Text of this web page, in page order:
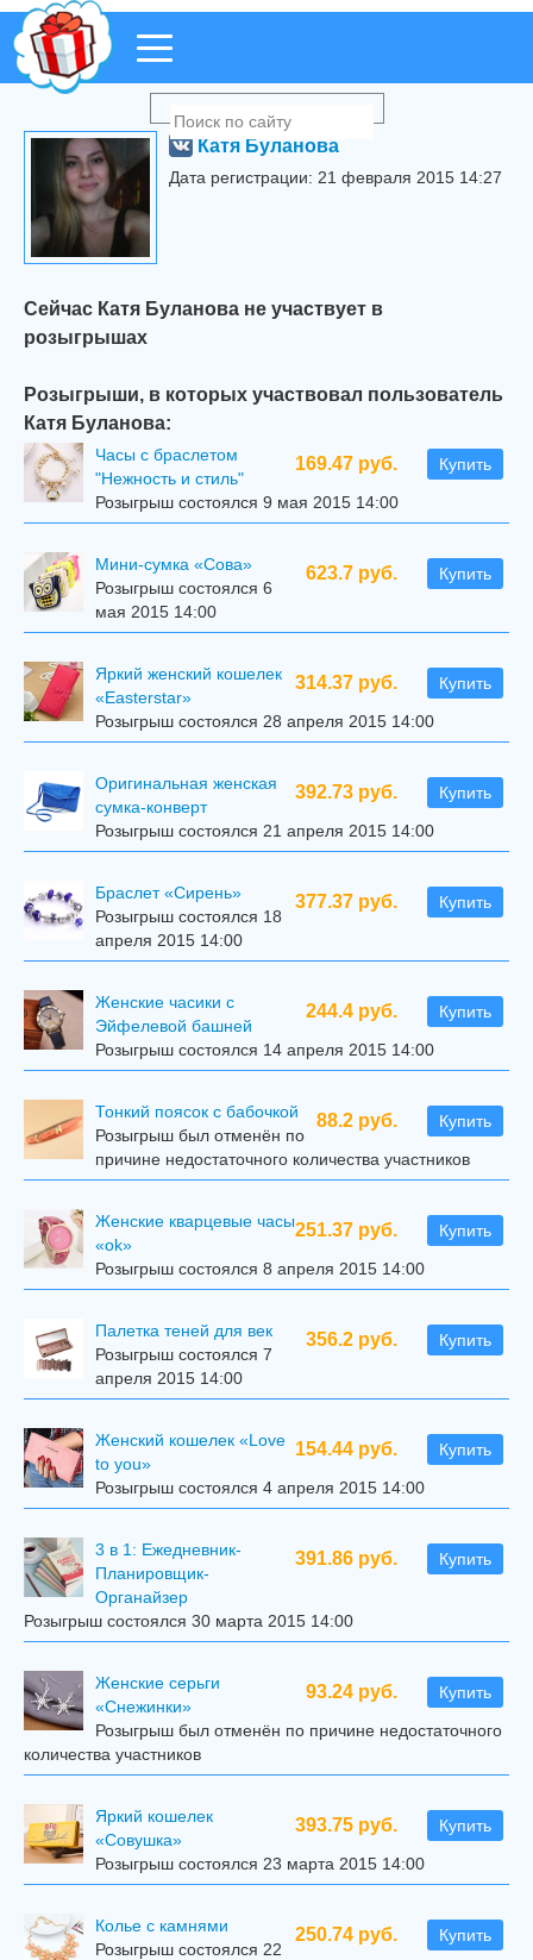
Катя Буланова
Дата регистрации: 21 февраля 2015 14:27
Сейчас Катя Буланова не участвует в
розыгрышах
Розыгрыши, в которых участвовал пользователь
Катя Буланова:
169.47 руб. Купить
Часы с браслетом
"Нежность и стиль"
Розыгрыш состоялся 9 мая 2015 14:00
623.7 руб. Купить
Мини-сумка «Сова»
Розыгрыш состоялся 6
мая 2015 14:00
314.37 руб. Купить
Яркий женский кошелек
«Easterstar»
Розыгрыш состоялся 28 апреля 2015 14:00
392.73 руб. Купить
Оригинальная женская
сумка-конверт
Розыгрыш состоялся 21 апреля 2015 14:00
377.37 руб. Купить
Браслет «Сирень»
Розыгрыш состоялся 18
апреля 2015 14:00
244.4 руб. Купить
Женские часики с
Эйфелевой башней
Розыгрыш состоялся 14 апреля 2015 14:00
88.2 руб. Купить
Тонкий поясок с бабочкой
Розыгрыш был отменён по
причине недостаточного количества участников
251.37 руб. Купить
Женские кварцевые часы
«ok»
Розыгрыш состоялся 8 апреля 2015 14:00
356.2 руб. Купить
Палетка теней для век
Розыгрыш состоялся 7
апреля 2015 14:00
154.44 руб. Купить
Женский кошелек «Love
to you»
Розыгрыш состоялся 4 апреля 2015 14:00
391.86 руб. Купить
3 в 1: Ежедневник-
Планировщик-
Органайзер
Розыгрыш состоялся 30 марта 2015 14:00
93.24 руб. Купить
Женские серьги
«Снежинки»
Розыгрыш был отменён по причине недостаточного
количества участников
393.75 руб. Купить
Яркий кошелек
«Совушка»
Розыгрыш состоялся 23 марта 2015 14:00
250.74 руб. Купить
Колье с камнями
Розыгрыш состоялся 22